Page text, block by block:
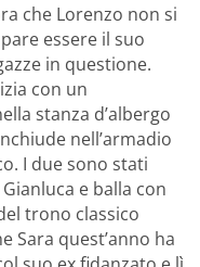
che Lorenzo non si
essere il suo
in questione.
con un
stanza d’albergo
nell’armadio
I due sono stati
e balla con
trono classico
Sara quest’anno ha